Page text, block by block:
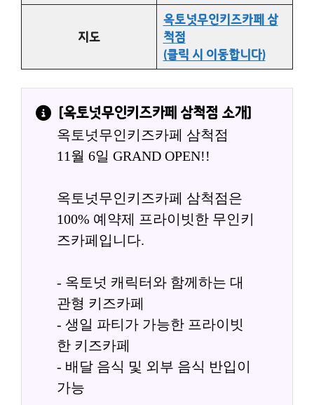
지도
옥토넛무인키즈카페 삼
척점
(클릭 시 이동합니다)
[옥토넛무인키즈카페 삼척점 소개]
옥토넛무인키즈카페 삼척점
11월 6일 GRAND OPEN!!
옥토넛무인키즈카페 삼척점은
100% 예약제 프라이빗한 무인키
즈카페입니다.
- 옥토넛 캐릭터와 함께하는 대
관형 키즈카페
- 생일 파티가 가능한 프라이빗
한 키즈카페
- 배달 음식 및 외부 음식 반입이
가능